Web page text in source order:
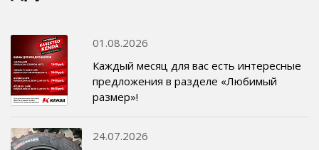
01.08.2026
Каждый месяц для вас есть интересные
предложения в разделе «Любимый
размер»!
24.07.2026